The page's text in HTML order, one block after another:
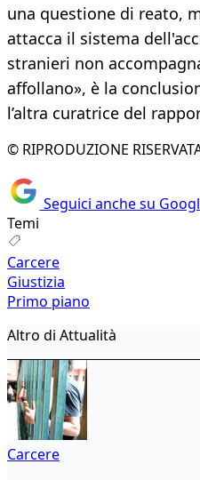
una questione di reato,
attacca il sistema
stranieri non
affollano», è la
l’altra curatrice del
© RIPRODUZIONE
Seguici anche su
Temi
Carcere
Giustizia
Primo piano
Altro di Attualità
Carcere